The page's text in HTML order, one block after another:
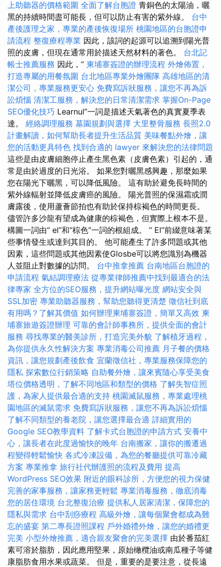
上助聽器的價格範圍 全面了解台胞證 青銅色的太陽油，曬
黑的持續時間盡可能長，但可以防止有害的紫外線。 台中
產後護理之家，專業的產後恢復場所 桃園地區的台胞證申
請流程 整復療程專業 因此，該詞的起源可以追溯到陽光普
照的皮膚，但現在通常用於描述天然材料的著色。 台北記
帳士推薦服務 因此，“ 柬埔寨簽證的辦理流程 外燴佈置，
打造專屬的用餐氛圍 台北地區專業外燴團隊 高雄地區的清
潔公司，專業服務更安心 免費寫訴狀服務，讓您不再為訴
訟煩惱 清潔工服務，解決您的日常清潔需求 掌握On-Page
SEO優化技巧 Learnul”一詞是描述天氣著色的真實夏季表
達。 經絡調理服務 墓園規劃與選擇 大里整骨服務 長照2.0
計畫解讀，如何幫助長者提升生活品質 美味餐點外燴，讓
您的活動更具特色 找到合適的 lawyer 來解決您的法律問題
這些是由皮膚細胞停止產生黑色素（皮膚色素）引起的，通
常是由於過度的日光浴。 如果您對曬黑感興趣，那麼如果
您在陽光下曬黑，可以降低風險。 這有助於避免長時間的
紫外線輻射並降低皮膚癌的風險。 陽光普照的保濕霜或潤
膚露後，使用蘆薈節拍也有助於保持棕褐色的時間更長。
儘管許多沙龍有望成為健康的棕褐色，但實際上根本不是。
構圖一詞由“ el”和“棕色”一詞的根組成。 “ El”前綴意味著某
些事情發生或達到其目的。 他可能產生了許多問題或其他
因素，這些問題或其他因素使Glosbe可以將您識別為機器
人並阻止對數據的訪問。 台中推拿推薦 台南地區台胞證的
申請流程 氣結調理療法 從專業律師推薦中找到最適合的法
律專家 全方位的SEO服務，提升網站曝光度 網站安全與
SSL加密 專業助聽器服務，幫助您聽得更清楚 徵信社到底
有用嗎？了解其價值 如何辦理柬埔寨簽證，簡單又高效 柬
埔寨旅遊簽證辦理 可靠的會計師事務所，提供全面的會計
服務 尋找專業的醫美診所，打造完美外貌 了解植牙過程，
為你提供永久性解決方案 專業消毒公司推薦 月子餐的價格
資訊，讓您規劃產後飲食 宜蘭徵信社，專業服務保障您的
隱私 探索數位行銷策略 自助餐外燴，讓來賓隨心享受美食
塔位價格透明，了解不同地區和類型的價格 了解失智症照
護，為家人提供最合適的支持 桃園滅鼠服務，專業處理桃
園地區的滅鼠需求 免費寫訴狀服務，讓您不再為訴訟煩惱
了解不同類型的養老院，讓您選擇最合適 詳細實用的
Google SEO教學資料 了解卡式台胞證的申請方式 安養中
心，讓長者在此度過愉快的晚年 台南搬家，讓你的搬遷過
程變得輕鬆愉快 各式冷凍設備，為您的餐廳提供可靠冷藏
方案 專業推拿 旅行社代辦護照的流程及費用 提高
WordPress SEO效果 附近的眼科診所，方便您的視力保健
完善的家事服務，讓家務更輕鬆 專業消毒服務，徹底消毒
您的居住環境 台北整復治療 提供私人居家清潔，保障您的
隱私與需求 台中刮痧療程 高級外燴，讓每個聚會都成為難
忘的盛宴 第二專長證照課程 戶外婚禮外燴，讓您的婚禮更
完美 小型外燴推薦，適合親友聚會的完美選擇 由於番茄紅
素可溶於脂肪，因此應用堅果，原始橄欖油或南瓜種子等健
康脂肪食用水果或蔬菜。 但是，重要的是要注意，從長遠